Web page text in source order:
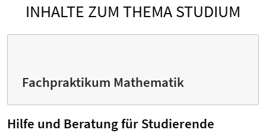
INHALTE ZUM THEMA STUDIUM
Fachpraktikum Mathematik
Hilfe und Beratung für Studierende